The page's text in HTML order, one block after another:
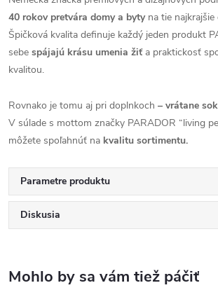
40 rokov pretvára domy a byty na tie
Špičková kvalita definuje každý jeden produkt
sebe spájajú krásu umenia žiť a praktickosť
kvalitou.
Rovnako je tomu aj pri doplnkoch – vrátane
V súlade s mottom značky PARADOR “living
môžete spoľahnúť na kvalitu sortimentu.
Parametre produktu
Diskusia